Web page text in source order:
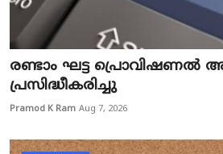
രണ്ടാം ഘട്ട പ്രൊവിഷണൽ
പ്രസിദ്ധീകരിച്ചു
Pramod K Ram Aug 7, 2026